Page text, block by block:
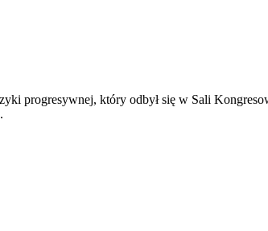
progresywnej, który odbył się w Sali